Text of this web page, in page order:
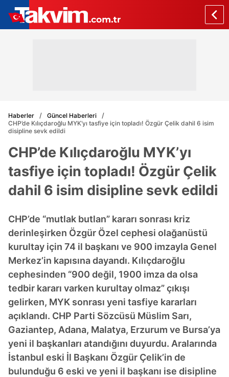
Haberler
Güncel Haberleri
CHP’de Kılıçdaroğlu MYK’yı tasfiye için topladı! Özgür Çelik dahil 6 isim
disipline sevk edildi
CHP’de Kılıçdaroğlu MYK’yı
tasfiye için topladı! Özgür Çelik
dahil 6 isim disipline sevk edildi
CHP’de “mutlak butlan” kararı sonrası kriz
derinleşirken Özgür Özel cephesi olağanüstü
kurultay için 74 il başkanı ve 900 imzayla Genel
Merkez’in kapısına dayandı. Kılıçdaroğlu
cephesinden “900 değil, 1900 imza da olsa
tedbir kararı varken kurultay olmaz” çıkışı
gelirken, MYK sonrası yeni tasfiye kararları
açıklandı. CHP Parti Sözcüsü Müslim Sarı,
Gaziantep, Adana, Malatya, Erzurum ve Bursa’ya
yeni il başkanları atandığını duyurdu. Aralarında
İstanbul eski İl Başkanı Özgür Çelik’in de
bulunduğu 6 eski ve yeni il başkanı ise disipline